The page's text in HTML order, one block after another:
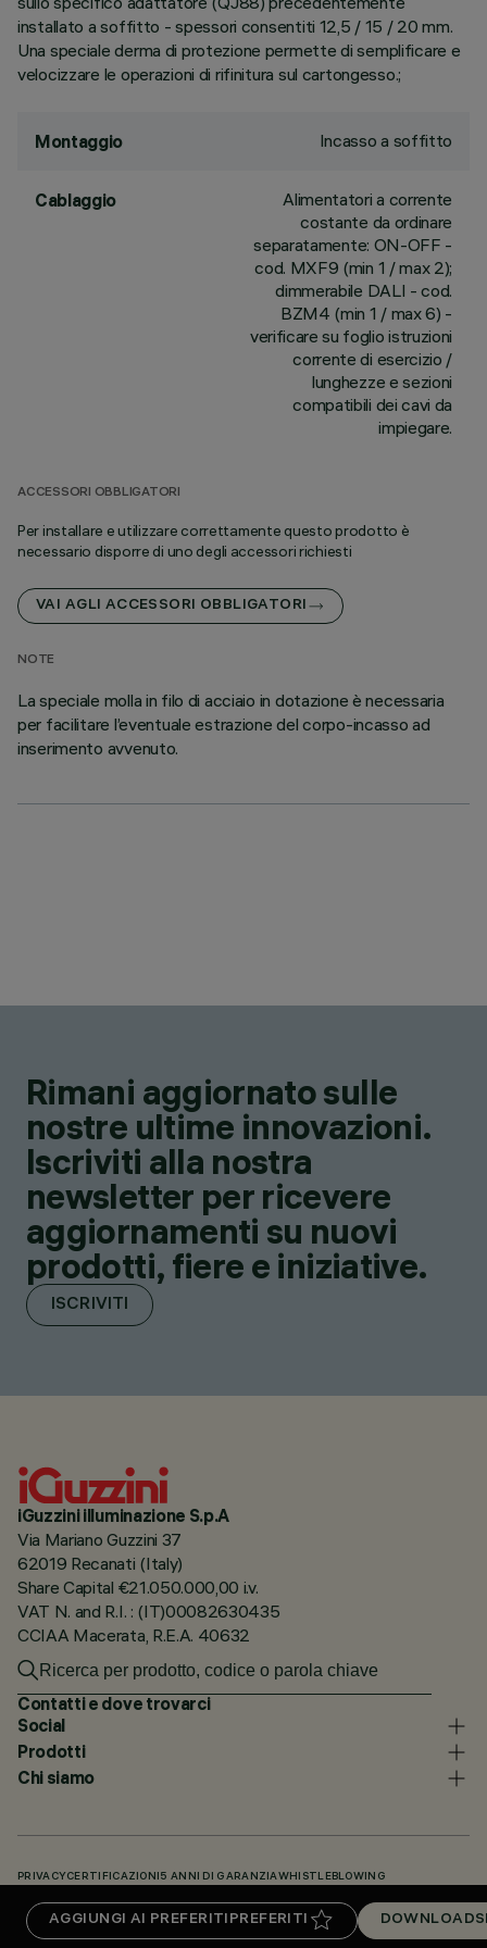
AGGIUNGI AI PREFERITI PREFERITI DOWNLOADS
installato a soffitto - spessori consentiti 12,5 / 15 / 20 mm.
Una speciale derma di protezione permette di semplificare e
velocizzare le operazioni di rifinitura sul cartongesso.;
Montaggio Incasso a soffitto
Cablaggio
Alimentatori a corrente
costante da ordinare
separatamente: ON-OFF -
cod. MXF9 (min 1 / max 2);
dimmerabile DALI - cod.
BZM4 (min 1 / max 6) -
verificare su foglio istruzioni
corrente di esercizio /
lunghezze e sezioni
compatibili dei cavi da
impiegare.
ACCESSORI OBBLIGATORI
Per installare e utilizzare correttamente questo prodotto è
necessario disporre di uno degli accessori richiesti
VAI AGLI ACCESSORI OBBLIGATORI
NOTE
La speciale molla in filo di acciaio in dotazione è necessaria
per facilitare l’eventuale estrazione del corpo-incasso ad
inserimento avvenuto.
Rimani aggiornato sulle
nostre ultime innovazioni.
Iscriviti alla nostra
newsletter per ricevere
aggiornamenti su nuovi
prodotti, fiere e iniziative.
ISCRIVITI
iGuzzini illuminazione S.p.A
Via Mariano Guzzini 37
62019 Recanati (Italy)
Share Capital €21.050.000,00 i.v.
VAT N. and R.I. : (IT)00082630435
CCIAA Macerata, R.E.A. 40632
Contatti e dove trovarci
Social
Prodotti
Chi siamo
PRIVACY CERTIFICAZIONI 5 ANNI DI GARANZIAWHISTLEBLOWING
KNOWLEDGE BASE (LOGIN NECESSARIO)DOWNLOADS